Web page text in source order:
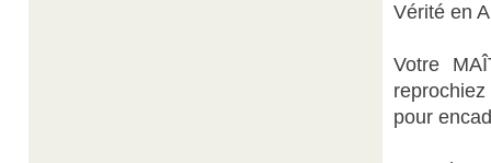
Vérité en
Votre
pour